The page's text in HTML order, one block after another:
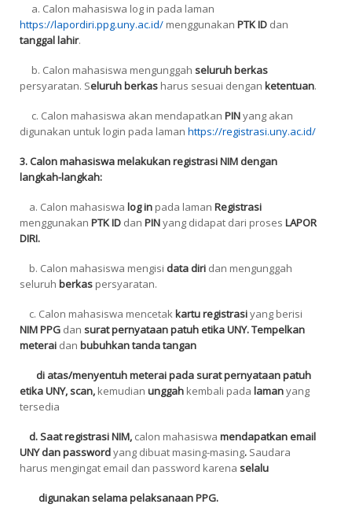
a. Calon mahasiswa log in pada laman
https://lapordiri.ppg.uny.ac.id/ menggunakan PTK ID dan
tanggal lahir.
b. Calon mahasiswa mengunggah seluruh berkas
persyaratan. Seluruh berkas harus sesuai dengan ketentuan.
c. Calon mahasiswa akan mendapatkan PINyang akan
digunakan untuk login pada laman https://registrasi.uny.ac.id/
3. Calon mahasiswa melakukan registrasi NIM dengan
langkah-langkah:
a. Calon mahasiswa log in pada laman Registrasi
menggunakan PTK ID dan PINyang didapat dari proses LAPOR
DIRI.
b. Calon mahasiswa mengisi data diri dan mengunggah
seluruh berkas persyaratan.
c. Calon mahasiswa mencetakkartu registrasiyang berisi
NIM PPG dan surat pernyataan patuh etika UNY. Tempelkan
meterai dan bubuhkan tanda tangan
di atas/menyentuh meterai pada surat pernyataan patuh
etika UNY, scan, kemudian unggah kembali pada lamanyang
tersedia
d. Saat registrasi NIM, calon mahasiswa mendapatkan email
UNY danpasswordyang dibuat masing-masing. Saudara
harus mengingat email dan password karena selalu
digunakan selama pelaksanaan PPG.